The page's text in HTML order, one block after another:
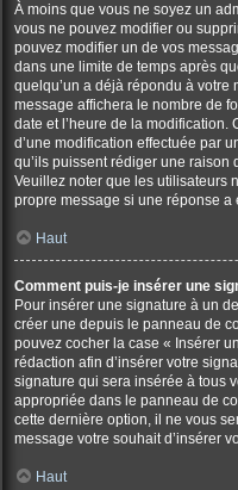
À moins que vous ne soyez un
vous ne pouvez modifier ou
pouvez modifier un de vos
dans une limite de temps après
quelqu’un a déjà répondu à votre
message affichera le nombre de
date et l’heure de la modification.
d’une modification effectuée par
qu’ils puissent rédiger une
Veuillez noter que les utilisateurs
propre message si une réponse a
Haut
Comment puis-je insérer une
Pour insérer une signature à un
créer une depuis le panneau de
pouvez cocher la case « Insérer
rédaction afin d’insérer votre
signature qui sera insérée à tous
appropriée dans le panneau de
cette dernière option, il ne vous
message votre souhait d’insérer
Haut